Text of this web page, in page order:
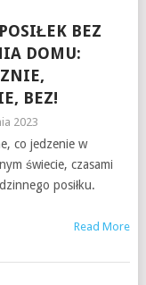
BEZ
DOMU:
BEZ!
2023
co jedzenie w
świecie, czasami
posiłku.
Read More